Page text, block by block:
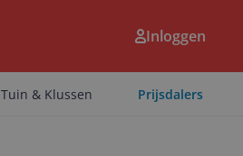
Inloggen
Tuin & Klussen Prijsdalers